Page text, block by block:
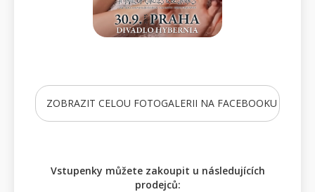
ZOBRAZIT CELOU FOTOGALERII NA FACEBOOKU
Vstupenky můžete zakoupit u následujících
prodejců: